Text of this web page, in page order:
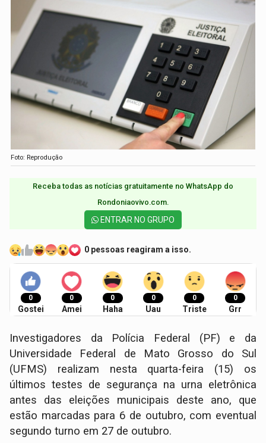
Foto: Reprodução
Receba todas as notícias gratuitamente no WhatsApp do
Rondoniaovivo.com.​
ENTRAR NO GRUPO
0 pessoas reagiram a isso.
0
Gostei
0
Amei
0
Haha
0
Uau
0
Triste
0
Grr
Investigadores da Polícia Federal (PF) e da
Universidade Federal de Mato Grosso do Sul
(UFMS) realizam nesta quarta-feira (15) os
últimos testes de segurança na urna eletrônica
antes das eleições municipais deste ano, que
estão marcadas para 6 de outubro, com eventual
segundo turno em 27 de outubro.